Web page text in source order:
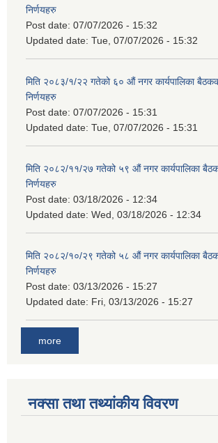
निर्णयहरु
Post date: 07/07/2026 - 15:32
Updated date: Tue, 07/07/2026 - 15:32
मिति २०८३/१/२२ गतेको ६० औं नगर कार्यपालिका
निर्णयहरु
Post date: 07/07/2026 - 15:31
Updated date: Tue, 07/07/2026 - 15:31
मिति २०८२/११/२७ गतेको ५९ औं नगर कार्यपालिका
निर्णयहरु
Post date: 03/18/2026 - 12:34
Updated date: Wed, 03/18/2026 - 12:34
मिति २०८२/१०/२९ गतेको ५८ औं नगर कार्यपालिका
निर्णयहरु
Post date: 03/13/2026 - 15:27
Updated date: Fri, 03/13/2026 - 15:27
more
नक्सा तथा तथ्यांकीय विवरण